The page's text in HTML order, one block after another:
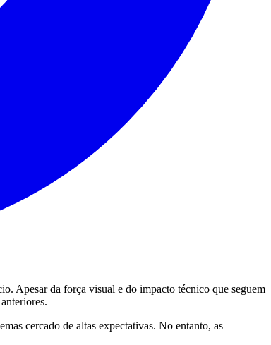
Apesar da força visual e do impacto técnico que seguem
cercado de altas expectativas. No entanto, as